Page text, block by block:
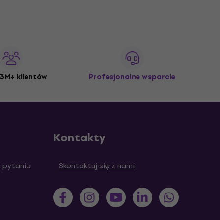
klientów Profesjonalne wsparcie
pytania
Kontakty
Skontaktuj się z nami